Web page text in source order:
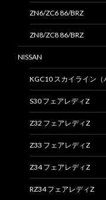
ZN6/ZC6 86/BRZ
ZN8/ZC8 86/BRZ
NISSAN
KGC10 スカイライン（
S30 フェアレディZ
Z32 フェアレディZ
Z33 フェアレディZ
Z34 フェアレディZ
RZ34 フェアレディZ